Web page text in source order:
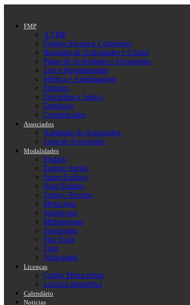
FMP
A FMP
Órgãos Sociais e Comissões
Relatório de Actividades e Contas
Plano de Actividades e Orçamento
Leis e Regulamentos
Médica e Antidopagem
Eleições
Disciplina e Justiça
Denúncia
Comunicados
Associados
Admissão de Associados
Lista de Associados
Modalidades
Enduro
Enduro Sprint
Super-Enduro
Hard Enduro
Todo-o-Terreno
Motocross
Supercross
Mototurismo
Supermoto
Flat Track
Trial
Velocidade
Licenças
Cartão Motociclista
Licença desportiva
Calendário
Noticias